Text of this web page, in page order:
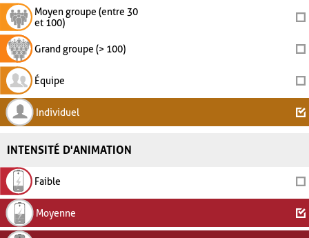
Moyen groupe (entre 30
et 100)
Grand groupe (> 100)
Équipe
Individuel
INTENSITÉ D'ANIMATION
Faible
Moyenne